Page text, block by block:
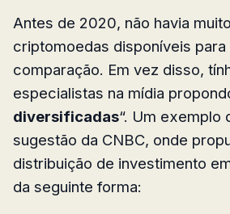
Antes de 2020, não havia
criptomoedas disponíveis para
comparação. Em vez disso,
especialistas na mídia
diversificadas“. Um exemplo
sugestão da CNBC, onde
distribuição de investimento
da seguinte forma: